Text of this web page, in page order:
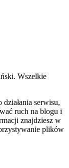
Wszelkie
serwisu,
ruch na blogu i
znajdziesz w
plików